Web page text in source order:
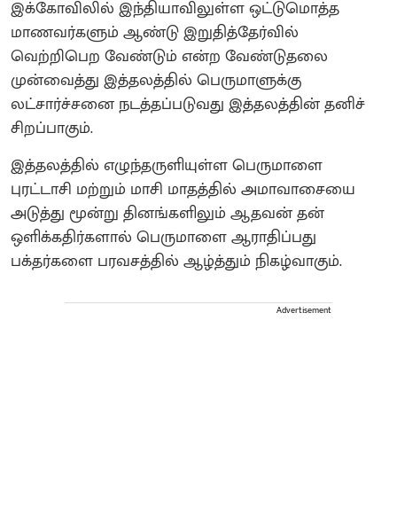
இக்கோவிலில் இந்தியாவிலுள்ள ஒட்டுமொத்த
மாணவர்களும் ஆண்டு இறுதித்தேர்வில்
வெற்றிபெற வேண்டும் என்ற வேண்டுதலை
முன்வைத்து இத்தலத்தில் பெருமாளுக்கு
லட்சார்ச்சனை நடத்தப்படுவது இத்தலத்தின் தனிச்
சிறப்பாகும்.
இத்தலத்தில் எழுந்தருளியுள்ள பெருமாளை
புரட்டாசி மற்றும் மாசி மாதத்தில் அமாவாசையை
அடுத்து மூன்று தினங்களிலும் ஆதவன் தன்
ஒளிக்கதிர்களால் பெருமாளை ஆராதிப்பது
பக்தர்களை பரவசத்தில் ஆழ்த்தும் நிகழ்வாகும்.
Advertisement